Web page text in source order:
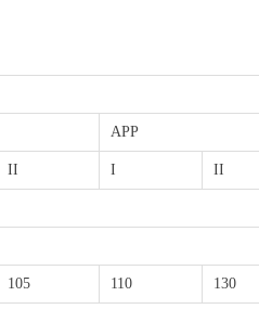
APP
II I II
105 110 130